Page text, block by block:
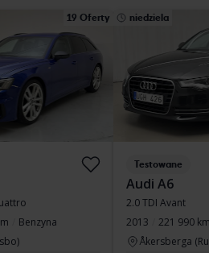
19 Oferty
Benzyna
niedziela
Testowane
Audi A6
2.0 TDI Avant
2013
221 990 km
Åkersberga